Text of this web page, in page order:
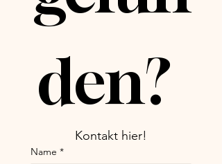
Kontakt hier!
Name *